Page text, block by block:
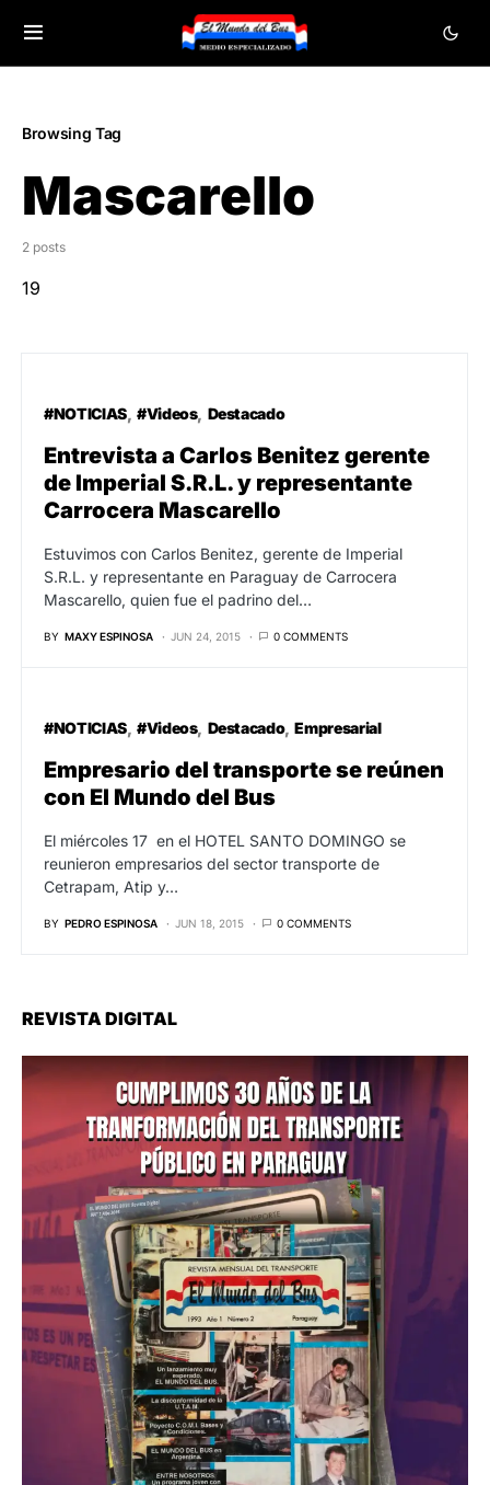
Browsing Tag
Mascarello
2 posts
19
#NOTICIAS #Videos Destacado
Entrevista a Carlos Benitez gerente
de Imperial S.R.L. y representante
Carrocera Mascarello
Estuvimos con Carlos Benitez, gerente de Imperial
S.R.L. y representante en Paraguay de Carrocera
Mascarello, quien fue el padrino del…
BY MAXY ESPINOSA JUN 24, 2015 0 COMMENTS
#NOTICIAS #Videos Destacado Empresarial
Empresario del transporte se reúnen
con El Mundo del Bus
El miércoles 17 en el HOTEL SANTO DOMINGO se
reunieron empresarios del sector transporte de
Cetrapam, Atip y…
BY PEDRO ESPINOSA JUN 18, 2015 0 COMMENTS
REVISTA DIGITAL